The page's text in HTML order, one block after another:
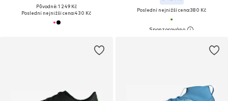
Původně: 1 249 Kč
Poslední nejnižší cena:430 Kč
Poslední nejnižší cena:380 Kč